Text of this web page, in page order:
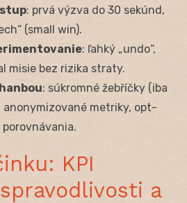
: prvá výzva do 30 sekúnd,
(small win).
: ľahký „undo“,
misie bez rizika straty.
: súkromné žebříčky (iba
anonymizované metriky, opt-
KPI
a